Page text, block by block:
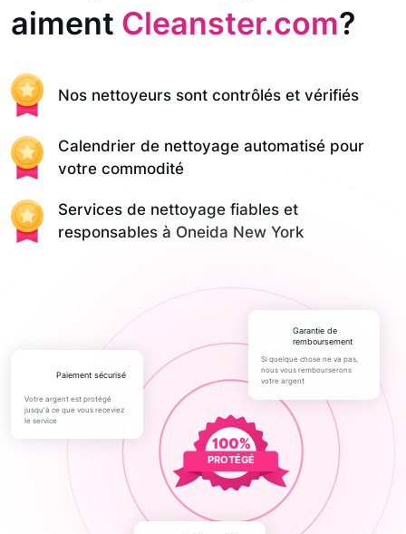
aiment Cleanster.com?
Nos nettoyeurs sont contrôlés et vérifiés
Calendrier de nettoyage automatisé pour
votre commodité
Services de nettoyage fiables et
responsables à Oneida New York
PROTÉGÉ
paiement sécurisé
Votre argent est protégé
jusqu'à ce que vous receviez
le service
Garantie de
remboursement
Si quelque chose ne va pas,
nous vous rembourserons
votre argent